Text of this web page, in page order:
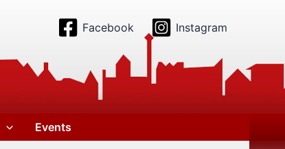
Facebook Instagram
Events